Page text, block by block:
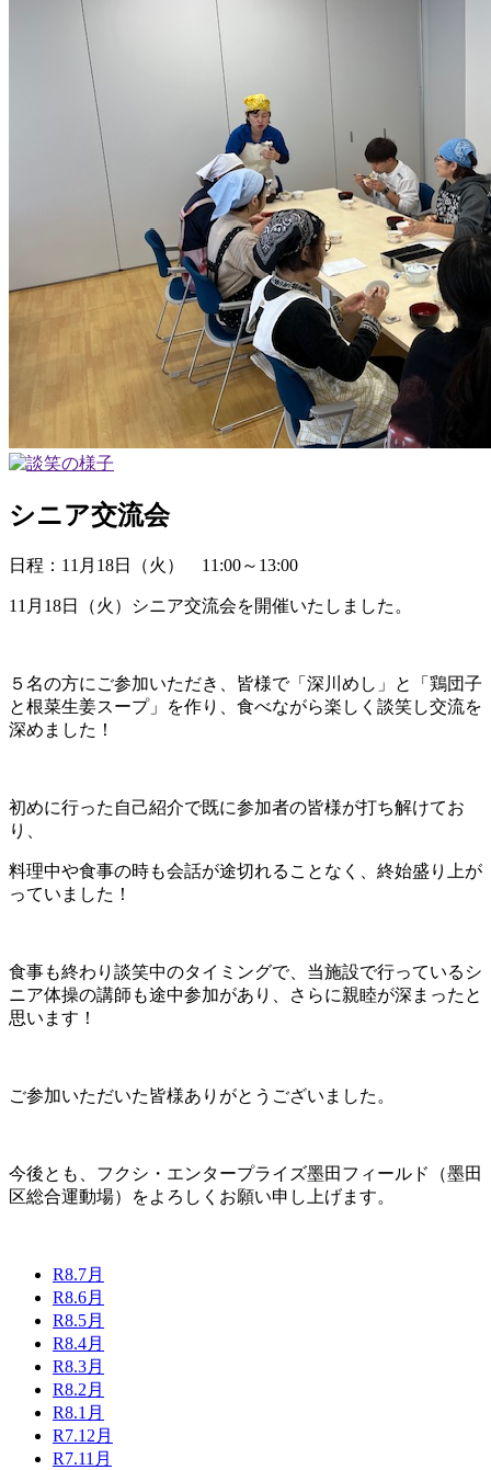
シニア交流会
日程：11月18日（火） 11:00～13:00
11月18日（火）シニア交流会を開催いたしました。
５名の方にご参加いただき、皆様で「深川めし」と「鶏団子
と根菜生姜スープ」を作り、食べながら楽しく談笑し交流を
深めました！
初めに行った自己紹介で既に参加者の皆様が打ち解けてお
り、
料理中や食事の時も会話が途切れることなく、終始盛り上が
っていました！
食事も終わり談笑中のタイミングで、当施設で行っているシ
ニア体操の講師も途中参加があり、さらに親睦が深まったと
思います！
ご参加いただいた皆様ありがとうございました。
今後とも、フクシ・エンタープライズ墨田フィールド（墨田
区総合運動場）をよろしくお願い申し上げます。
R8.7月
R8.6月
R8.5月
R8.4月
R8.3月
R8.2月
R8.1月
R7.12月
R7.11月